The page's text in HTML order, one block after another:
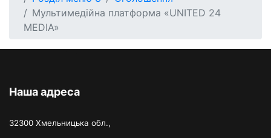
Мультимедійна платформа «UNITED 24
MEDIA»
Наша адреса
32300 Хмельницька обл.,